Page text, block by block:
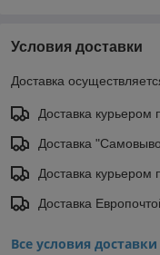
Условия доставки
Доставка
Доставка курьером
Доставка
Доставка курьером
Доставка
Все условия доставки